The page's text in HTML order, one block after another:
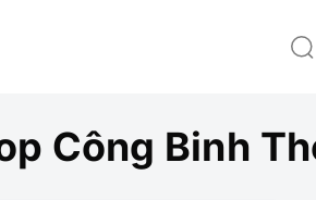
Công Binh